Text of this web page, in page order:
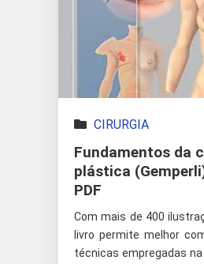
CIRURGIA
Fundamentos da
plástica
PDF
Com mais de 400
livro permite melhor
técnicas empregadas